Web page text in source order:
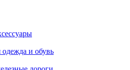
одежда и обувь